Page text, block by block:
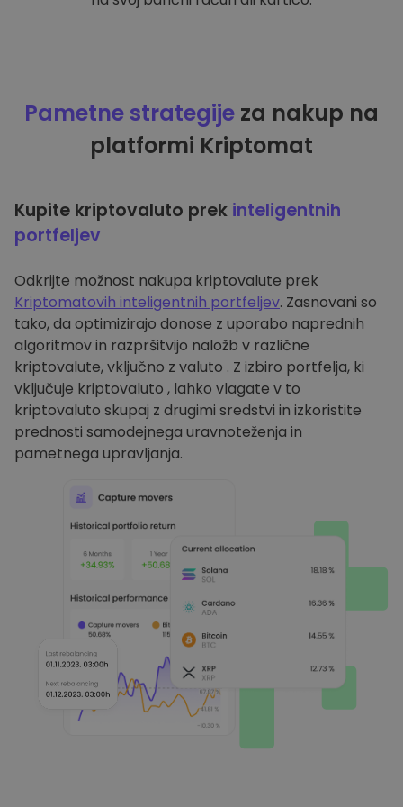
Pametne strategije za nakup na
platformi Kriptomat
Kupite kriptovaluto prek inteligentnih
portfeljev
Odkrijte možnost nakupa kriptovalute prek
Kriptomatovih inteligentnih portfeljev. Zasnovani so
tako, da optimizirajo donose z uporabo naprednih
algoritmov in razpršitvijo naložb v različne
kriptovalute, vključno z valuto . Z izbiro portfelja, ki
vključuje kriptovaluto , lahko vlagate v to
kriptovaluto skupaj z drugimi sredstvi in izkoristite
prednosti samodejnega uravnoteženja in
pametnega upravljanja.